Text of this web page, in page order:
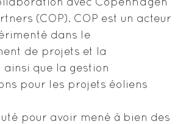
avec Copenhagen
(COP). COP est un acteur
dans le
de projets et la
ainsi que la gestion
pour les projets éoliens
pour avoir mené à bien des